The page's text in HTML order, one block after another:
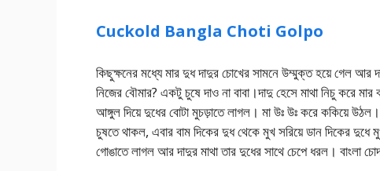
Cuckold Bangla Choti Golpo
কিছুক্ষনের মধ্যে মার দুধ দাদুর চোখের সামনে উম্মুক্ত হয়ে গেল
নিজের বৌমার? একটু চুষে দাও না বাবা।দাদু হেসে মাথা নিচু করে
আঙ্গুল দিয়ে দুধের বোটা মুচড়াতে লাগল। মা উঃ উঃ করে ককিয়ে
চুষতে থাকল, এবার বাম দিকের দুধ থেকে মুখ সরিয়ে ডান দিকের
গোঙাতে লাগল আর দাদুর মাথা তার দুধের সাথে চেপে ধরল। বাংলা